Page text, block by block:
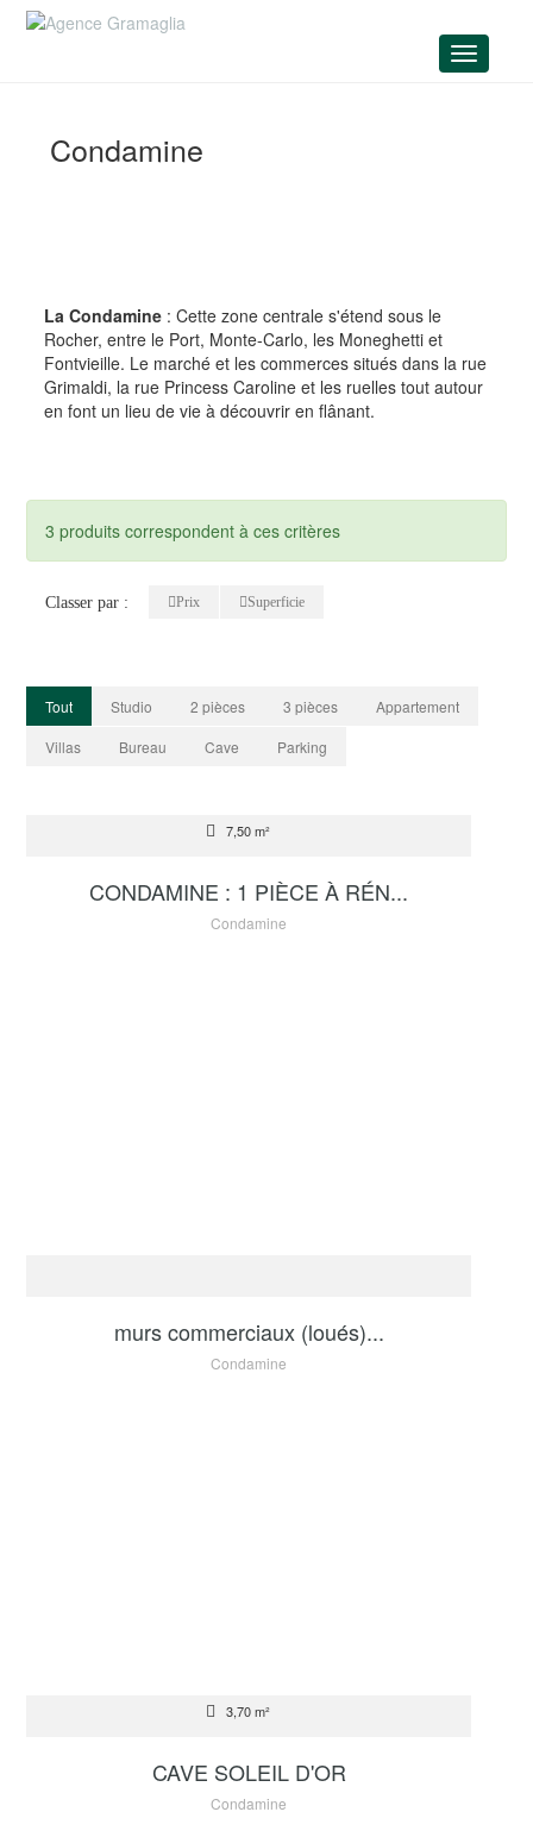
Menu
Condamine
La Condamine : Cette zone centrale s'étend sous le
Rocher, entre le Port, Monte-Carlo, les Moneghetti et
Fontvieille. Le marché et les commerces situés dans la rue
Grimaldi, la rue Princess Caroline et les ruelles tout autour
en font un lieu de vie à découvrir en flânant.
3 produits correspondent à ces critères
Classer par : Prix Superficie
Tout Studio 2 pièces 3 pièces
Appartement
Villas
Bureau Cave Parking
7,50 m²
CONDAMINE : 1 PIÈCE À RÉN...
Condamine
murs commerciaux (loués)...
Condamine
3,70 m²
CAVE SOLEIL D'OR
Condamine